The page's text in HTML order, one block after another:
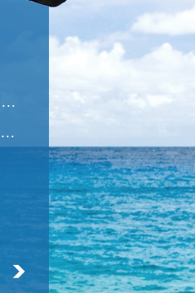
世界地球清潔日 墾管處辦理「2026年墾丁國家公園沙灘淨灘活動
115年09月